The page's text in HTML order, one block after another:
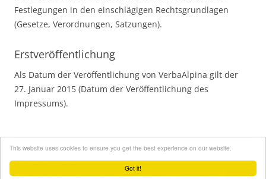
Got it!
This website uses cookies to ensure you get the best experience on our website.
Festlegungen in den einschlägigen Rechtsgrundlagen
(Gesetze, Verordnungen, Satzungen).
Erstveröffentlichung
Als Datum der Veröffentlichung von VerbaAlpina gilt der
27. Januar 2015 (Datum der Veröffentlichung des
Impressums).
Online seit 2015(!!!)
Impressum-Protecziun da datas-Contact-Licenziament